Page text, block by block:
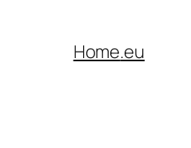
Home.eu